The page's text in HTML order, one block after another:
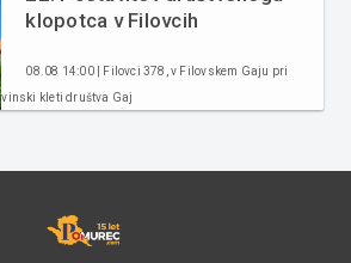
klopotca v Filovcih
08.08 14:00 | Filovci 378, v Filovskem Gaju pri
vinski kleti društva Gaj